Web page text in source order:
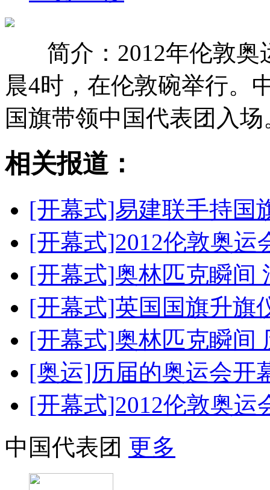
简介：2012年伦敦
晨4时，在伦敦碗举行。
国旗带领中国代表团入场
相关报道：
[开幕式]易建联手持国
[开幕式]2012伦敦奥运
[开幕式]奥林匹克瞬间
[开幕式]英国国旗升旗
[开幕式]奥林匹克瞬间
[奥运]历届的奥运会开
[开幕式]2012伦敦奥运
中国代表团 更多